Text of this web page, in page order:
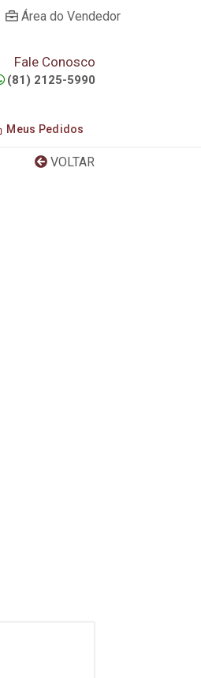
Área do Vendedor
Fale Conosco
(81) 2125-5990
Meus Pedidos
VOLTAR